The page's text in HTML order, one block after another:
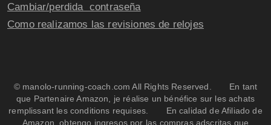
Cambiar/perdida contraseña
Como realizamos las revisiones de relojes
© manolo-running-coach.com All Rights Reserved. En tant
que Partenaire Amazon, je réalise un bénéfice sur les achats
remplissant les conditions requises. En calidad de Afiliado de
Amazon, obtengo ingresos por las compras adscritas que